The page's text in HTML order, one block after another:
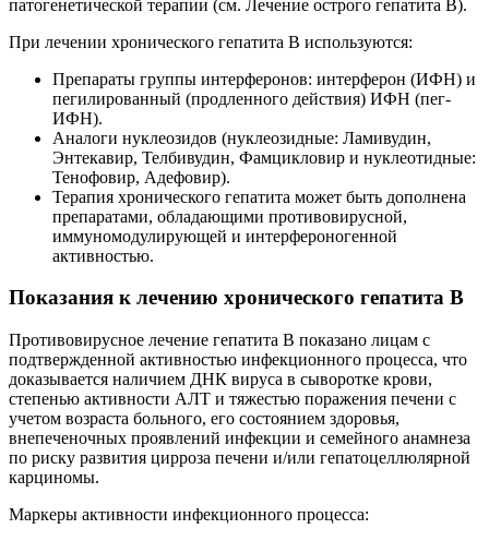
патогенетической терапии (см. Лечение острого гепатита В).
При лечении хронического гепатита В используются:
Препараты группы интерферонов: интерферон (ИФН) и
пегилированный (продленного действия) ИФН (пег-
ИФН).
Аналоги нуклеозидов (нуклеозидные: Ламивудин,
Энтекавир, Телбивудин, Фамцикловир и нуклеотидные:
Тенофовир, Адефовир).
Терапия хронического гепатита может быть дополнена
препаратами, обладающими противовирусной,
иммуномодулирующей и интерфероногенной
активностью.
Показания к лечению хронического гепатита В
Противовирусное лечение гепатита В показано лицам с
подтвержденной активностью инфекционного процесса, что
доказывается наличием ДНК вируса в сыворотке крови,
степенью активности АЛТ и тяжестью поражения печени с
учетом возраста больного, его состоянием здоровья,
внепеченочных проявлений инфекции и семейного анамнеза
по риску развития цирроза печени и/или гепатоцеллюлярной
карциномы.
Маркеры активности инфекционного процесса: